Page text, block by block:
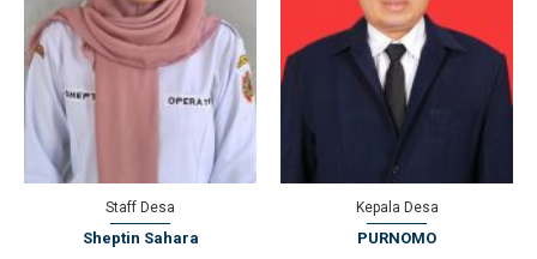
Staff Desa
Sheptin Sahara
Kepala Desa
PURNOMO